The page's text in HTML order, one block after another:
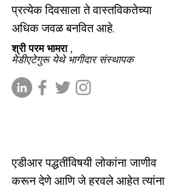
प्रत्येक दिवसाला ते वास्तविकतेच्या
अधिक जवळ बनवित आहे.
श्री परम भामरा,
मेडीएटेगुरू येथे भागीदार संस्थापक
एडीआर पद्धतींविषयी लोकांना जाणीव
करून देणे आणि जे हरवले आहेत त्यांना